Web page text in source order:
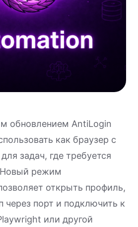
обновлением AntiLogin
как браузер с
задач, где требуется
Новый режим
открыть профиль,
через порт и подключить к
или другой